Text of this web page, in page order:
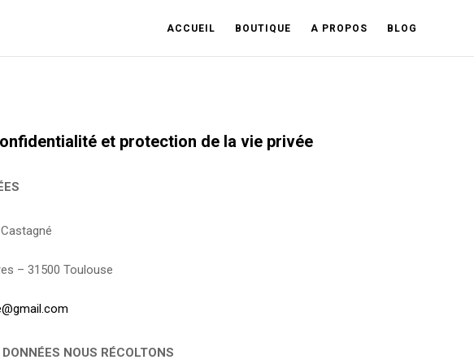
ACCUEIL BOUTIQUE A PROPOS BLOG
et protection de la vie privée
– 31500 Toulouse
NOUS RÉCOLTONS